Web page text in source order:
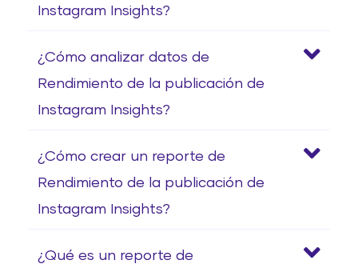
Instagram Insights?
¿Cómo analizar datos de
Rendimiento de la publicación de
Instagram Insights?
¿Cómo crear un reporte de
Rendimiento de la publicación de
Instagram Insights?
¿Qué es un reporte de